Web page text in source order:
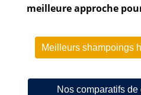
meilleure approche
Meilleurs shampoings
Nos comparatifs